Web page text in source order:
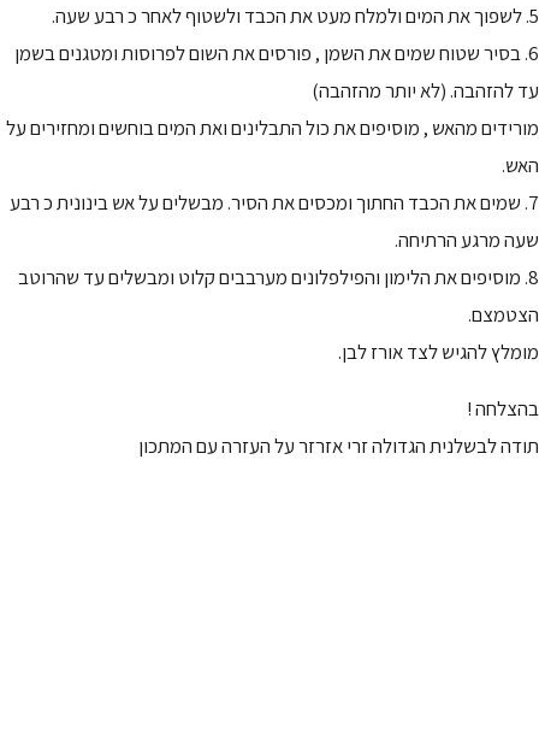
5. לשפוך את המים ולמלח מעט את הכבד ולשטוף לאחר כ רבע שעה.
6. בסיר שטוח שמים את השמן , פורסים את השום לפרוסות ומטגנים בשמן
עד להזהבה. (לא יותר מהזהבה)
מורידים מהאש , מוסיפים את כול התבלינים ואת המים בוחשים ומחזירים על
האש.
7. שמים את הכבד החתוך ומכסים את הסיר. מבשלים על אש בינונית כ רבע
שעה מרגע הרתיחה.
8. מוסיפים את הלימון והפילפלונים מערבבים קלוט ומבשלים עד שהרוטב
הצטמצם.
מומלץ להגיש לצד אורז לבן.
בהצלחה !
תודה לבשלנית הגדולה זרי אזרזר על העזרה עם המתכון